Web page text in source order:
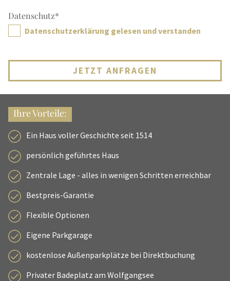
Datenschutz*
Datenschutzerklärung gelesen und verstanden
JETZT ANFRAGEN
Ihre Vorteile:
Ein Haus voller Geschichte seit 1514
persönlich geführtes Haus
Zentrale Lage - alles in wenigen Schritten erreichbar
Bestpreis-Garantie
Flexible Optionen
Eigene Parkgarage
kostenlose Außenparkplätze bei Direktbuchung
Privater Badeplatz am Wolfgangsee